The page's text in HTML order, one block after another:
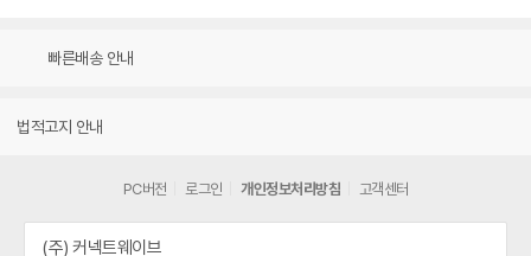
빠른배송 안내
법적고지 안내
PC버전 로그인 개인정보처리방침 고객센터
(주) 커넥트웨이브